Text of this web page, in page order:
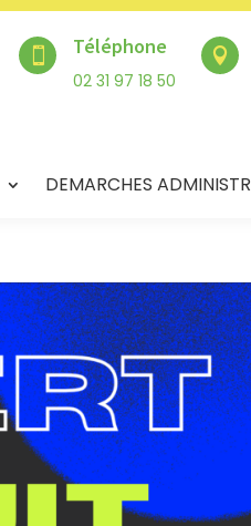
Téléphone
02 31 97 18 50

DEMARCHES